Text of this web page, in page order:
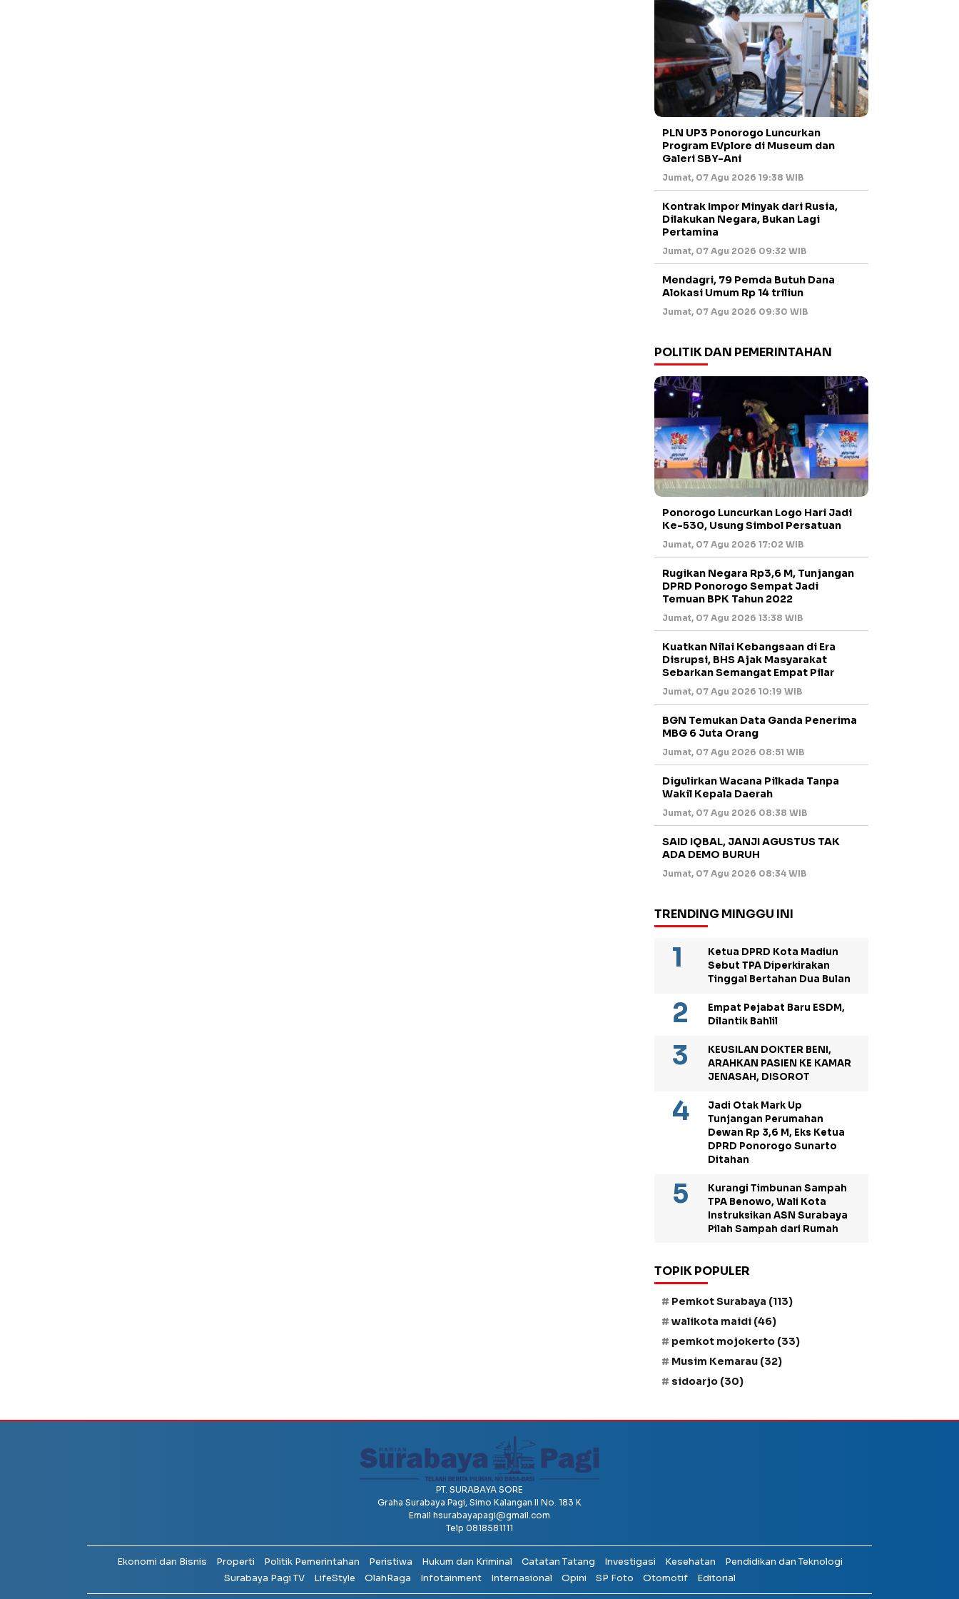
PLN UP3 Ponorogo Luncurkan
Program EVplore di Museum dan
Galeri SBY-Ani
Jumat, 07 Agu 2026 19:38 WIB
Kontrak Impor Minyak dari Rusia,
Dilakukan Negara, Bukan Lagi
Pertamina
Jumat, 07 Agu 2026 09:32 WIB
Mendagri, 79 Pemda Butuh Dana
Alokasi Umum Rp 14 triliun
Jumat, 07 Agu 2026 09:30 WIB
POLITIK DAN PEMERINTAHAN
Ponorogo Luncurkan Logo Hari Jadi
Ke-530, Usung Simbol Persatuan
Jumat, 07 Agu 2026 17:02 WIB
Rugikan Negara Rp3,6 M, Tunjangan
DPRD Ponorogo Sempat Jadi
Temuan BPK Tahun 2022
Jumat, 07 Agu 2026 13:38 WIB
Kuatkan Nilai Kebangsaan di Era
Disrupsi, BHS Ajak Masyarakat
Sebarkan Semangat Empat Pilar
Jumat, 07 Agu 2026 10:19 WIB
BGN Temukan Data Ganda Penerima
MBG 6 Juta Orang
Jumat, 07 Agu 2026 08:51 WIB
Digulirkan Wacana Pilkada Tanpa
Wakil Kepala Daerah
Jumat, 07 Agu 2026 08:38 WIB
SAID IQBAL, JANJI AGUSTUS TAK
ADA DEMO BURUH
Jumat, 07 Agu 2026 08:34 WIB
TRENDING MINGGU INI
Ketua DPRD Kota Madiun
Sebut TPA Diperkirakan
Tinggal Bertahan Dua Bulan
Empat Pejabat Baru ESDM,
Dilantik Bahlil
KEUSILAN DOKTER BENI,
ARAHKAN PASIEN KE KAMAR
JENASAH, DISOROT
Jadi Otak Mark Up
Tunjangan Perumahan
Dewan Rp 3,6 M, Eks Ketua
DPRD Ponorogo Sunarto
Ditahan
Kurangi Timbunan Sampah
TPA Benowo, Wali Kota
Instruksikan ASN Surabaya
Pilah Sampah dari Rumah
TOPIK POPULER
Pemkot Surabaya (113)
walikota maidi (46)
pemkot mojokerto (33)
Musim Kemarau (32)
sidoarjo (30)
PT. SURABAYA SORE
Graha Surabaya Pagi, Simo Kalangan II No. 183 K
Email hsurabayapagi@gmail.com
Telp 0818581111
Ekonomi dan Bisnis Properti Politik Pemerintahan Peristiwa Hukum dan Kriminal Catatan Tatang Investigasi Kesehatan
Pendidikan dan Teknologi
Surabaya Pagi TV
LifeStyle OlahRaga Infotainment Internasional Opini SP Foto Otomotif Editorial